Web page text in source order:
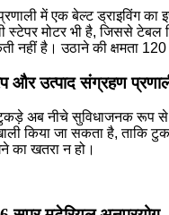
में एक बेल्ट ड्राइविंग का
स्टेपर मोटर भी है, जिससे
नहीं है। उठाने की क्षमता
और उत्पाद संग्रहण
अब नीचे सुविधाजनक रूप से
किया जा सकता है, ताकि
खतरा न हो।